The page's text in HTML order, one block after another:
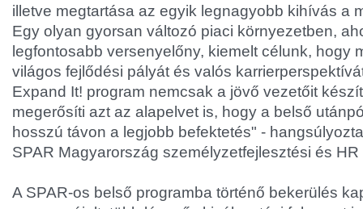
illetve megtartása az egyik legnagyobb kihívás a
Egy olyan gyorsan változó piaci környezetben,
legfontosabb versenyelőny, kiemelt célunk, hogy
világos fejlődési pályát és valós
Expand It! program nemcsak a jövő vezetőit
megerősíti azt az alapelvet is, hogy a belső
hosszú távon a legjobb befektetés" -
SPAR Magyarország személyzetfejlesztési és
A SPAR-os belső programba történő bekerülés